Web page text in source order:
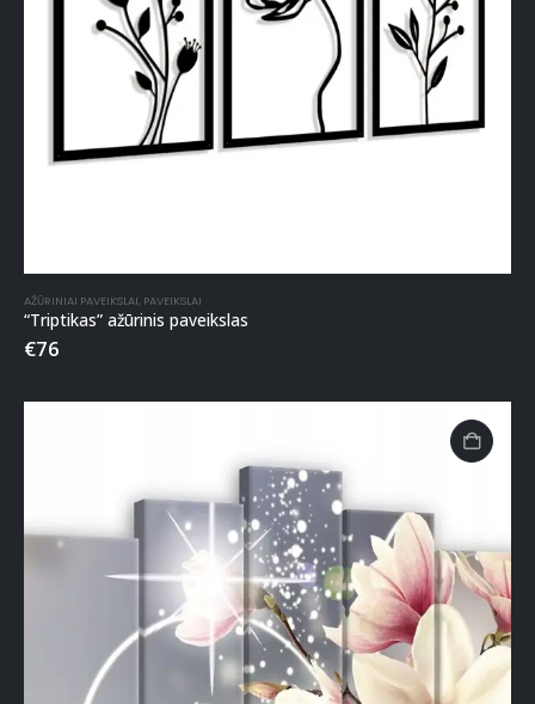
AŽŪRINIAI PAVEIKSLAI, PAVEIKSLAI
“Triptikas” ažūrinis paveikslas
€76